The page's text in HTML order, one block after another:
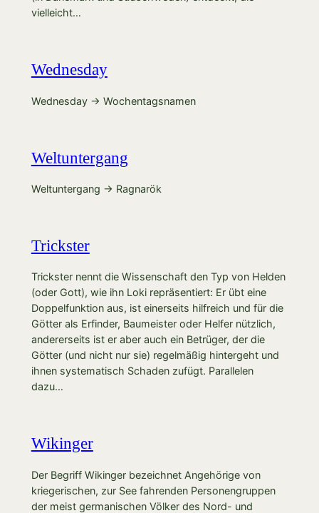
vielleicht…
Wednesday
Wednesday → Wochentagsnamen
Weltuntergang
Weltuntergang → Ragnarök
Trickster
Trickster nennt die Wissenschaft den Typ von Helden
(oder Gott), wie ihn Loki repräsentiert: Er übt eine
Doppelfunktion aus, ist einerseits hilfreich und für die
Götter als Erfinder, Baumeister oder Helfer nützlich,
andererseits ist er aber auch ein Betrüger, der die
Götter (und nicht nur sie) regelmäßig hintergeht und
ihnen systematisch Schaden zufügt. Parallelen
dazu…
Wikinger
Der Begriff Wikinger bezeichnet Angehörige von
kriegerischen, zur See fahrenden Personengruppen
der meist germanischen Völker des Nord- und